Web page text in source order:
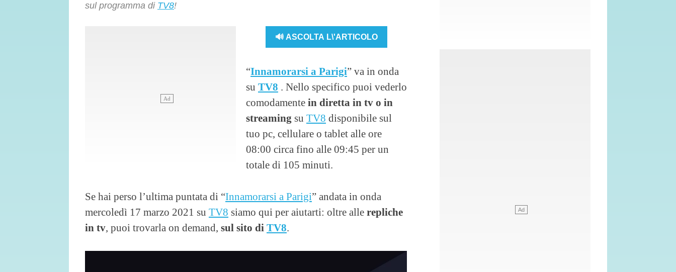
sul programma di TV8!
🔊 ASCOLTA L\'ARTICOLO
“Innamorarsi a Parigi” va in onda
su TV8 . Nello specifico puoi vederlo
comodamente in diretta in tv o in
streaming su TV8 disponibile sul
tuo pc, cellulare o tablet alle ore
08:00 circa fino alle 09:45 per un
totale di 105 minuti.
Se hai perso l’ultima puntata di “Innamorarsi a Parigi” andata in onda
mercoledì 17 marzo 2021 su TV8 siamo qui per aiutarti: oltre alle repliche
in tv, puoi trovarla on demand, sul sito di TV8.